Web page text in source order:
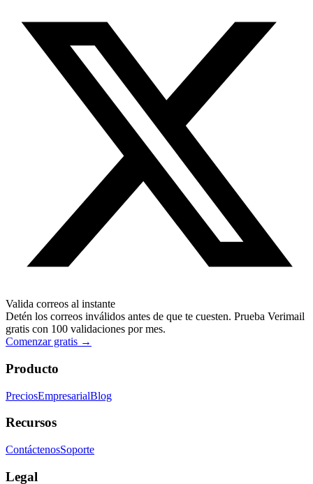
Valida correos al instante
Detén los correos inválidos antes de que te cuesten. Prueba Verimail
gratis con 100 validaciones por mes.
Comenzar gratis →
Producto
PreciosEmpresarialBlog
Recursos
ContáctenosSoporte
Legal